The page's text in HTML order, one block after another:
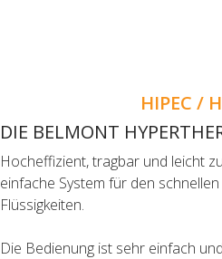
HIPEC /
DIE BELMONT
Hocheffizient, tragbar und leicht
einfache System für den
Flüssigkeiten.
Die Bedienung ist sehr einfach